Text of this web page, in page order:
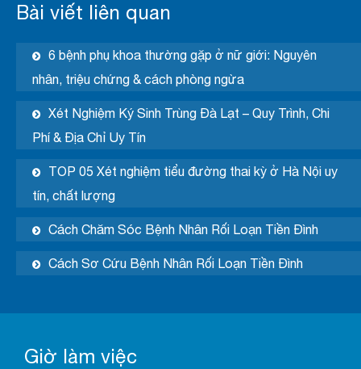
Bài viết liên quan
6 bệnh phụ khoa thường gặp ở nữ giới: Nguyên
nhân, triệu chứng & cách phòng ngừa
Xét Nghiệm Ký Sinh Trùng Đà Lạt – Quy Trình, Chi
Phí & Địa Chỉ Uy Tín
TOP 05 Xét nghiệm tiểu đường thai kỳ ở Hà Nội uy
tín, chất lượng
Cách Chăm Sóc Bệnh Nhân Rối Loạn Tiền Đình
Cách Sơ Cứu Bệnh Nhân Rối Loạn Tiền Đình
Giờ làm việc